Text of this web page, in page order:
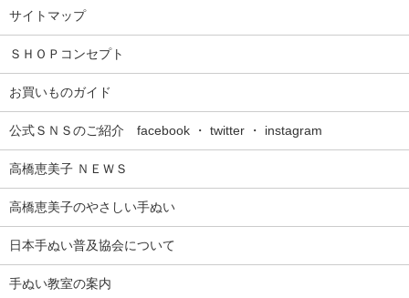
サイトマップ
ＳＨＯＰコンセプト
お買いものガイド
公式ＳＮＳのご紹介 facebook ・ twitter ・ instagram
高橋恵美子 ＮＥＷＳ
高橋恵美子のやさしい手ぬい
日本手ぬい普及協会について
手ぬい教室の案内